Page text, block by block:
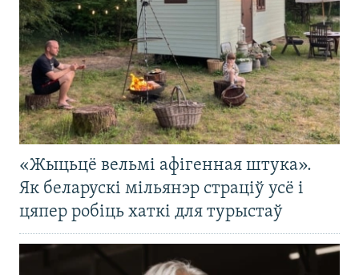
«Жыцьцё вельмі афігенная штука».
Як беларускі мільянэр страціў усё і
цяпер робіць хаткі для турыстаў